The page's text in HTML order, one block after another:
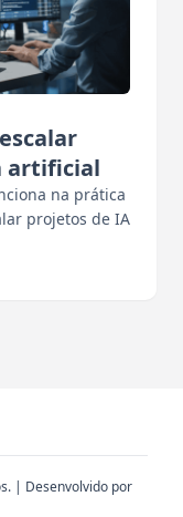
artificial
na prática
projetos de IA
| Desenvolvido por